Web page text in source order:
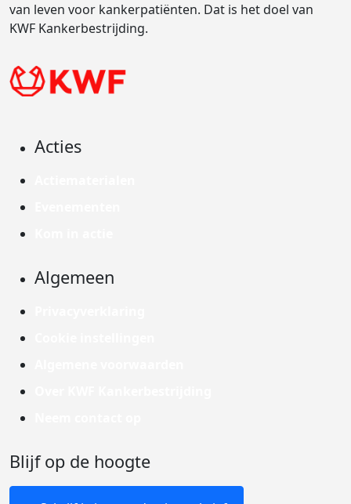
van leven voor kankerpatiënten. Dat is het doel van
KWF Kankerbestrijding.
Acties
Algemeen
Blijf op de hoogte